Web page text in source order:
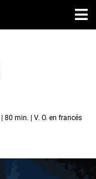
min. | V. O. en francés